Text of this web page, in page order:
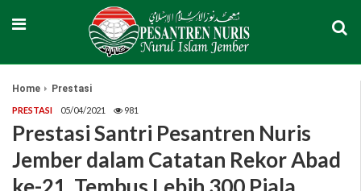
Home Prestasi
PRESTASI 05/04/2021 981
Prestasi Santri Pesantren Nuris
Jember dalam Catatan Rekor Abad